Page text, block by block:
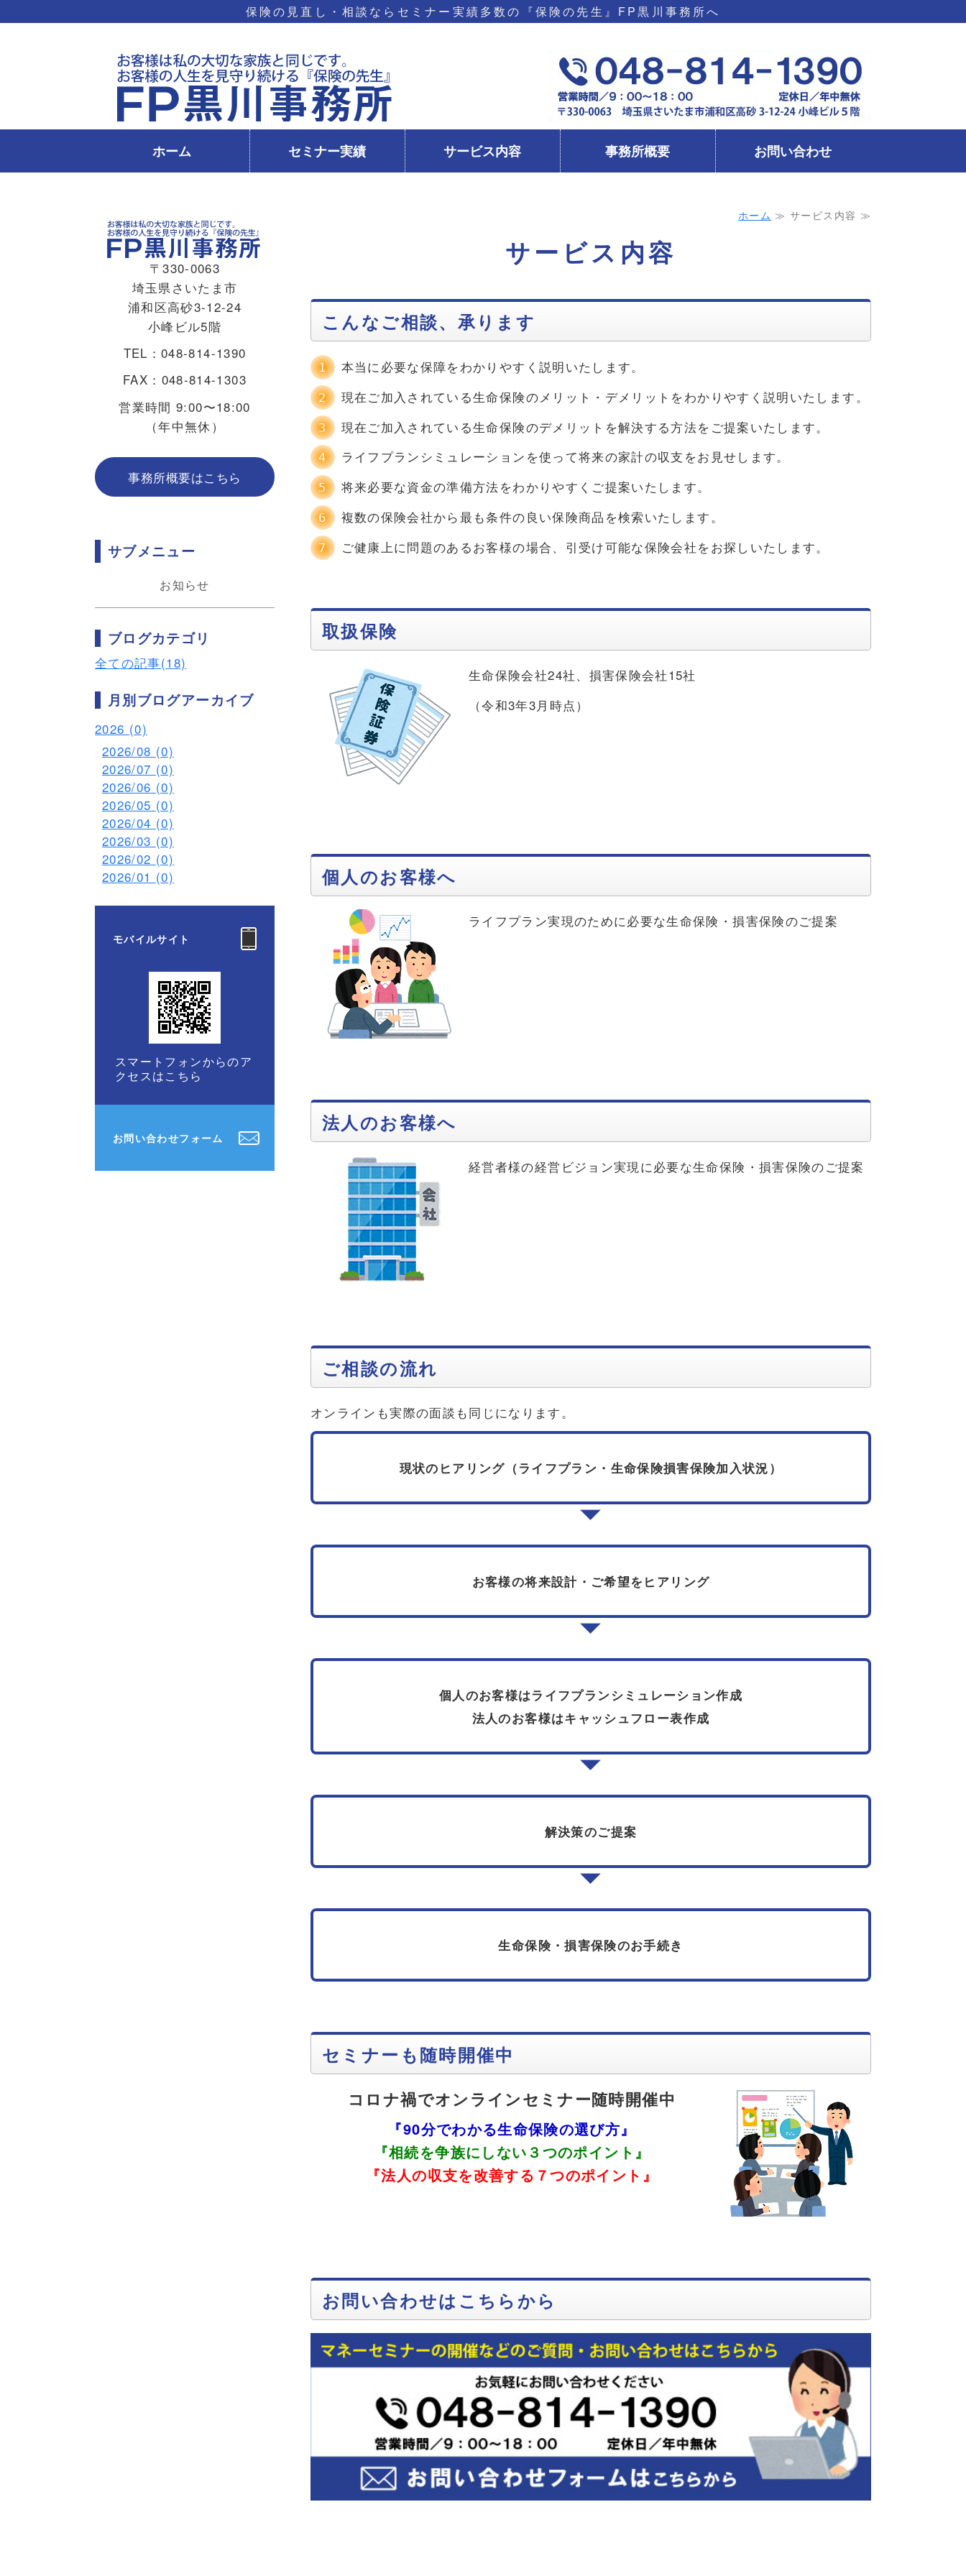
保険の見直し・相談ならFP黒川事務所｜埼玉県さいたま
保険の見直し・相談ならセミナー実績多数の『保険の先生』FP黒川事務所へ
ホーム セミナー実績 サービス内容 事務所概要 お問い合わせ
ホーム ≫ サービス内容 ≫
サービス内容
こんなご相談、承ります
本当に必要な保障をわかりやすく説明いたします。
現在ご加入されている生命保険のメリット・デメリットをわかりやすく説明いたします。
現在ご加入されている生命保険のデメリットを解決する方法をご提案いたします。
ライフプランシミュレーションを使って将来の家計の収支をお見せします。
将来必要な資金の準備方法をわかりやすくご提案いたします。
複数の保険会社から最も条件の良い保険商品を検索いたします。
ご健康上に問題のあるお客様の場合、引受け可能な保険会社をお探しいたします。
取扱保険
生命保険会社24社、損害保険会社15社
（令和3年3月時点）
個人のお客様へ
ライフプラン実現のために必要な生命保険・損害保険のご提案
法人のお客様へ
経営者様の経営ビジョン実現に必要な生命保険・損害保険のご提案
ご相談の流れ
オンラインも実際の面談も同じになります。
現状のヒアリング（ライフプラン・生命保険損害保険加入状況）
お客様の将来設計・ご希望をヒアリング
個人のお客様はライフプランシミュレーション作成
法人のお客様はキャッシュフロー表作成
解決策のご提案
生命保険・損害保険のお手続き
セミナーも随時開催中
コロナ禍でオンラインセミナー随時開催中
『90分でわかる生命保険の選び方』
『相続を争族にしない３つのポイント』
『法人の収支を改善する７つのポイント』
お問い合わせはこちらから
〒330-0063
埼玉県さいたま市
浦和区高砂3-12-24
小峰ビル5階
TEL：048-814-1390
FAX：048-814-1303
営業時間 9:00〜18:00
（年中無休）
事務所概要はこちら
サブメニュー
お知らせ
ブログカテゴリ
全ての記事(18)
月別ブログアーカイブ
2026 (0)
2026/08 (0)
2026/07 (0)
2026/06 (0)
2026/05 (0)
2026/04 (0)
2026/03 (0)
2026/02 (0)
2026/01 (0)
モバイルサイト
スマートフォンからのア
クセスはこちら
お問い合わせフォーム